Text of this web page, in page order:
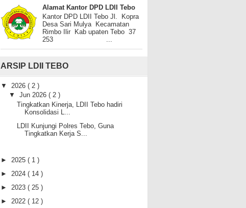
Alamat Kantor DPD LDII Tebo
Kantor DPD LDII Tebo Jl. Kopra
Desa Sari Mulya Kecamatan
Rimbo Ilir Kab upaten Tebo 37
253 ...
ARSIP LDII TEBO
▼ 2026 ( 2 )
▼ Jun 2026 ( 2 )
Tingkatkan Kinerja, LDII Tebo hadiri
Konsolidasi L...
LDII Kunjungi Polres Tebo, Guna
Tingkatkan Kerja S...
► 2025 ( 1 )
► 2024 ( 14 )
► 2023 ( 25 )
► 2022 ( 12 )